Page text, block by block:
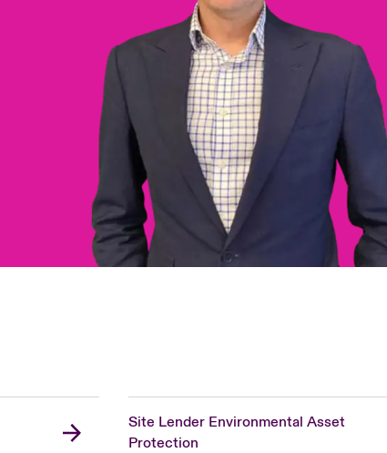
Site Lender Environmental Asset
Protection